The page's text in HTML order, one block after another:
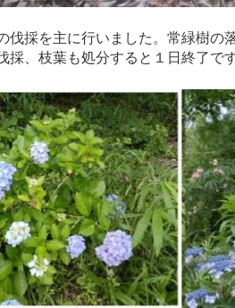
採を主に行いました。常緑樹の
採、枝葉も処分すると１日終了で